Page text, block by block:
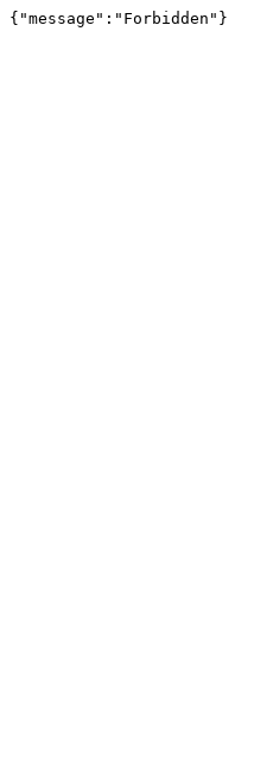
{"message":"Forbidden"}